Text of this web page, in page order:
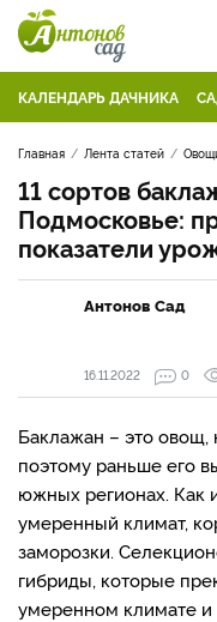
КАЛЕНДАРЬ ДАЧНИКА
Главная Лента статей
11 сортов
Подмосковье:
показатели
Антонов Сад
16.11.2022
0
Баклажан – это овощ,
поэтому раньше его
южных регионах. Как
умеренный климат,
заморозки.
гибриды, которые
умеренном климате